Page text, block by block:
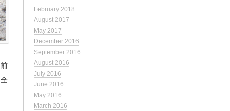
February 2018
August 2017
May 2017
December 2016
September 2016
August 2016
July 2016
June 2016
May 2016
March 2016